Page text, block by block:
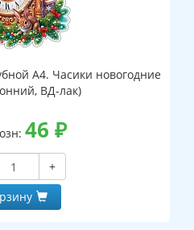
А4. Часики новогодние
ВД-лак)
46 ₽
+